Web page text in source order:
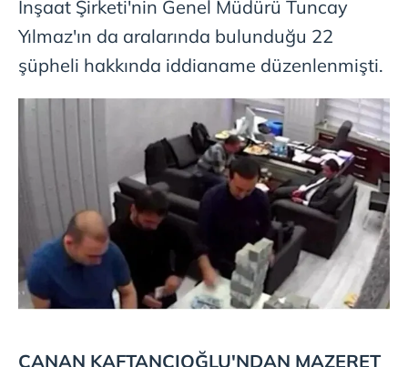
İnşaat Şirketi'nin Genel Müdürü Tuncay
Yılmaz'ın da aralarında bulunduğu 22
şüpheli hakkında iddianame düzenlenmişti.
CANAN KAFTANCIOĞLU'NDAN MAZERET